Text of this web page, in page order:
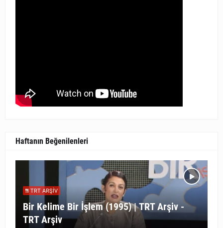
Haftanın Beğenilenleri
TRT ARŞIV
Bir Kelime Bir İşlem (1995) | TRT Arşiv -
TRT Arşiv